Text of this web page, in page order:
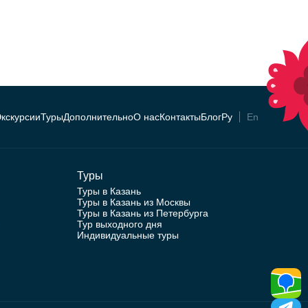
ТурыДополнительноО насКонтактыБлогРу En
Туры
Туры в Казань
Туры в Казань из Москвы
Туры в Казань из Петербурга
Тур выходного дня
Индивидуальные туры